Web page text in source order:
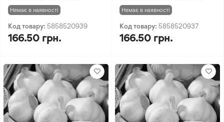
Немає в наявності
Код товару: 5858520939
166.50 грн.
Немає в наявності
Код товару: 5858520937
166.50 грн.